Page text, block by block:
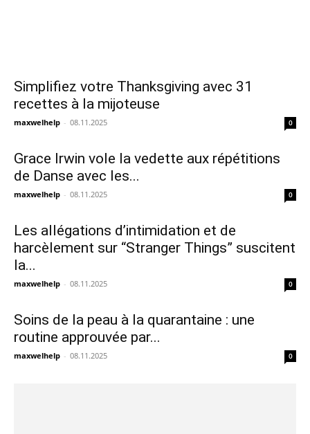
Simplifiez votre Thanksgiving avec 31
recettes à la mijoteuse
maxwelhelp - 08.11.2025 0
Grace Irwin vole la vedette aux répétitions
de Danse avec les...
maxwelhelp - 08.11.2025 0
Les allégations d’intimidation et de
harcèlement sur “Stranger Things” suscitent
la...
maxwelhelp - 08.11.2025 0
Soins de la peau à la quarantaine : une
routine approuvée par...
maxwelhelp - 08.11.2025 0